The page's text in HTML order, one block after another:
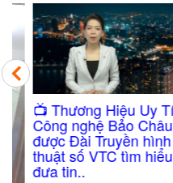
​📺 Thương Hiệu Uy Tín:
Công nghệ Bảo Châu đã
được Đài Truyền hình Kỹ
thuật số VTC tìm hiểu và
đưa tin..